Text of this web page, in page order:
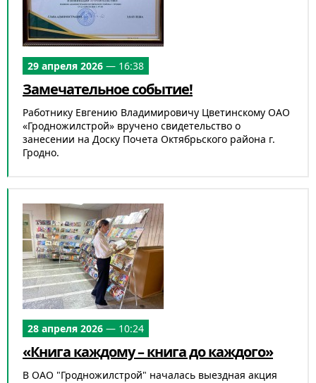
29 апреля 2026 — 16:38
Замечательное событие!
Работнику Евгению Владимировичу Цветинскому ОАО
«Гродножилстрой» вручено свидетельство о
занесении на Доску Почета Октябрьского района г.
Гродно.
28 апреля 2026 — 10:24
«Книга каждому – книга до каждого»
В ОАО "Гродножилстрой" началась выездная акция